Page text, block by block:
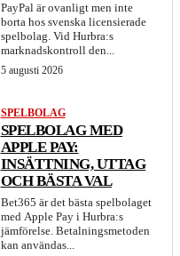
PayPal är ovanligt men inte
borta hos svenska licensierade
spelbolag. Vid Hurbra:s
marknadskontroll den...
5 augusti 2026
SPELBOLAG
SPELBOLAG MED
APPLE PAY:
INSÄTTNING, UTTAG
OCH BÄSTA VAL
Bet365 är det bästa spelbolaget
med Apple Pay i Hurbra:s
jämförelse. Betalningsmetoden
kan användas...